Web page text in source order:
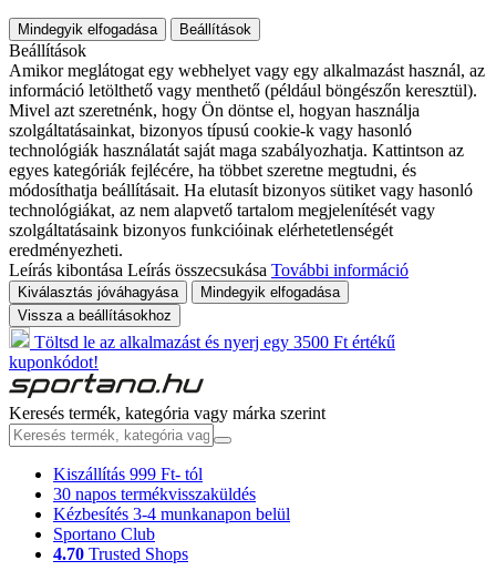
Mindegyik elfogadása Beállítások
Beállítások
Amikor meglátogat egy webhelyet vagy egy alkalmazást használ, az
információ letölthető vagy menthető (például böngészőn keresztül).
Mivel azt szeretnénk, hogy Ön döntse el, hogyan használja
szolgáltatásainkat, bizonyos típusú cookie-k vagy hasonló
technológiák használatát saját maga szabályozhatja. Kattintson az
egyes kategóriák fejlécére, ha többet szeretne megtudni, és
módosíthatja beállításait. Ha elutasít bizonyos sütiket vagy hasonló
technológiákat, az nem alapvető tartalom megjelenítését vagy
szolgáltatásaink bizonyos funkcióinak elérhetetlenségét
eredményezheti.
Leírás kibontása Leírás összecsukása További információ
Kiválasztás jóváhagyása
Mindegyik elfogadása
Vissza a beállításokhoz
Töltsd le az alkalmazást és nyerj egy 3500 Ft értékű
kuponkódot!
Keresés termék, kategória vagy márka szerint
Kiszállítás 999 Ft- tól
30 napos termékvisszaküldés
Kézbesítés 3-4 munkanapon belül
Sportano Club
4.70 Trusted Shops